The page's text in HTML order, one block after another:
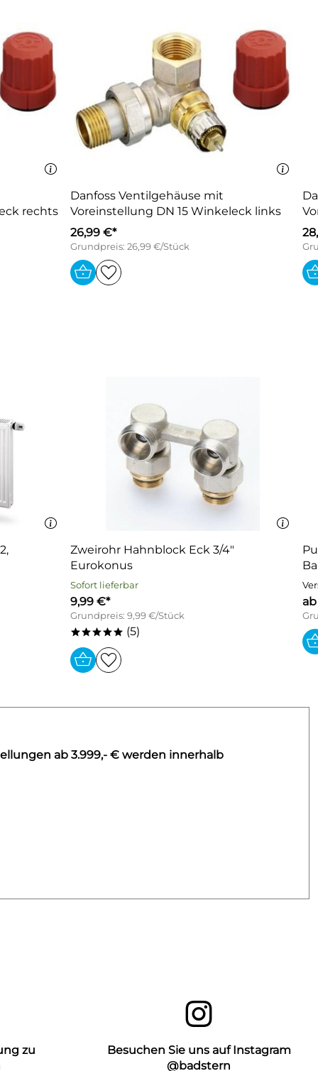
rechts
Danfoss Ventilgehäuse mit
Voreinstellung DN 15 Winkeleck links
26,99 €*
Grundpreis: 26,99 €/Stück
Zweirohr Hahnblock Eck 3/4"
Eurokonus
Sofort lieferbar
9,99 €*
Grundpreis: 9,99 €/Stück
***** (5)
ab 3.999,- € werden innerhalb
zu
Besuchen Sie uns auf Instagram
@badstern